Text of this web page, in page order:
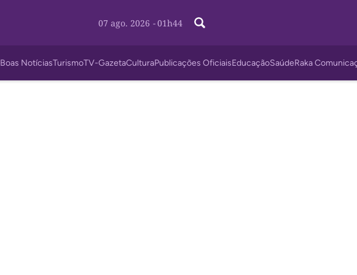
07 ago. 2026 - 01h44
Boas NotíciasTurismoTV-GazetaCulturaPublicações OficiaisEducaçãoSaúdeRaka